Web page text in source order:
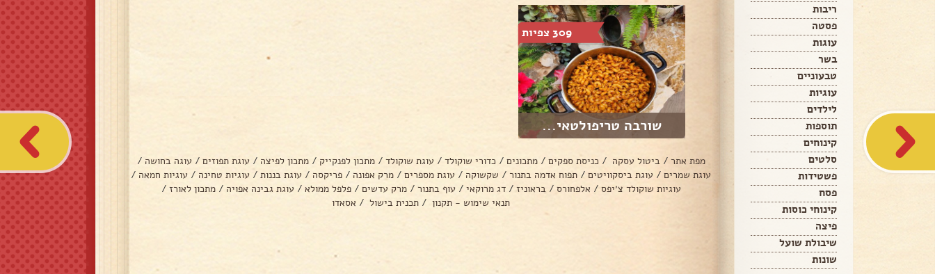
ריבות
פסטה
עוגות
בשר
טבעוניים
עוגיות
לילדים
תוספות
קינוחים
סלטים
פשטידות
פסח
קינוחי כוסות
פיצה
שיבולת שועל
שונות
309 צפיות
שורבה טריפולטאי...
מפת אתר / ביטול עסקה / כניסת ספקים / מתכונים / כדורי שוקולד / עוגת שוקולד / מתכון לפנקייק / מתכון לפיצה / עוגת תפוזים / עוגה בחושה /
עוגת שמרים / עוגת ביסקוויטים / תפוח אדמה בתנור / שקשוקה / עוגת מספרים / מרק אפונה / פריקסה / עוגת בננות / עוגיות טחינה / עוגיות חמאה /
עוגיות שוקולד צ׳יפס / אלפחורס / בראוניז / דג מרוקאי / עוף בתנור / מרק עדשים / פלפל ממולא / עוגת גבינה אפויה / מתכון לאורז /
תנאי שימוש - תקנון / תכנית בישול / אסאדו